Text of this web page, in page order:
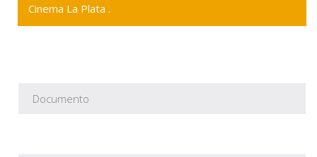
Cinema La Plata .